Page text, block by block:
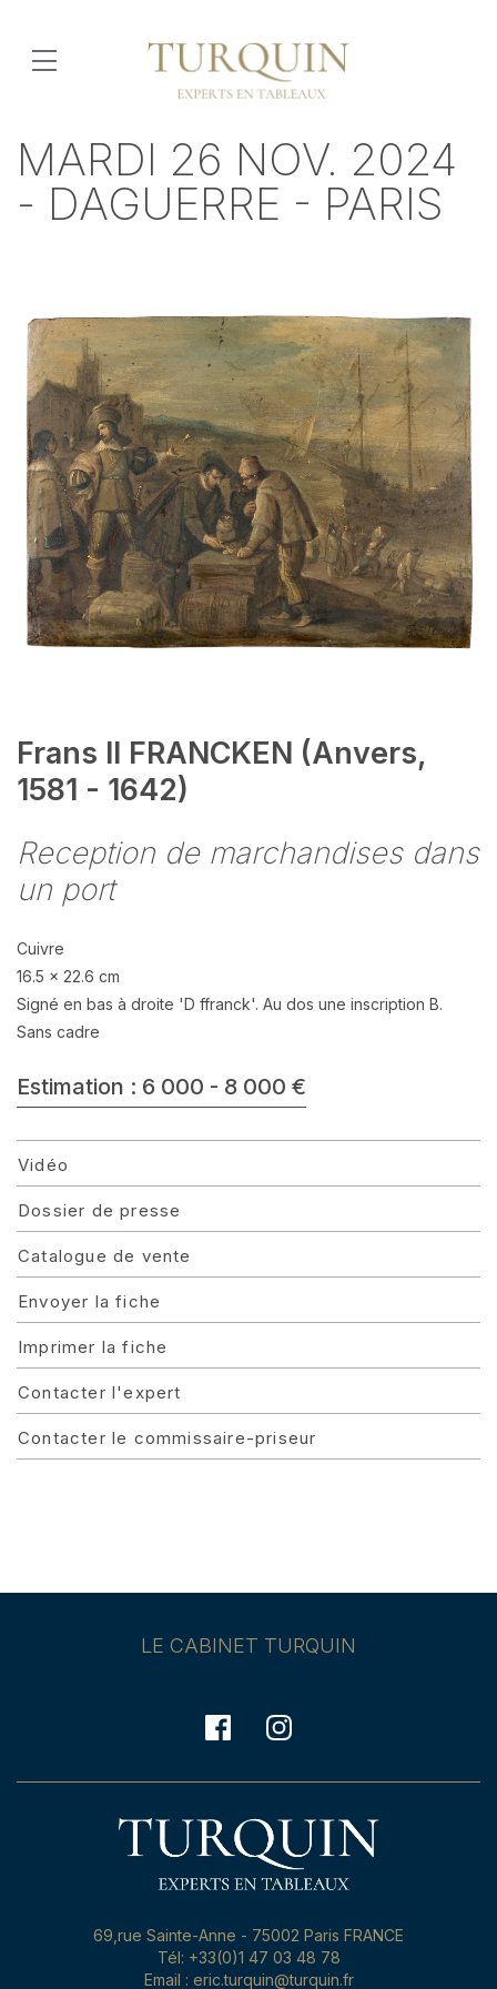
MARDI 26 NOV. 2024
- DAGUERRE - PARIS
Frans II FRANCKEN (Anvers,
1581 - 1642)
Reception de marchandises dans
un port
Cuivre
16.5 x 22.6 cm
Signé en bas à droite 'D ffranck'. Au dos une inscription B.
Sans cadre
Estimation : 6 000 - 8 000 €
Vidéo
Dossier de presse
Catalogue de vente
Envoyer la fiche
Imprimer la fiche
Contacter l'expert
Contacter le commissaire-priseur
LE CABINET TURQUIN
69,rue Sainte-Anne - 75002 Paris FRANCE
Tél: +33(0)1 47 03 48 78
Email : eric.turquin@turquin.fr